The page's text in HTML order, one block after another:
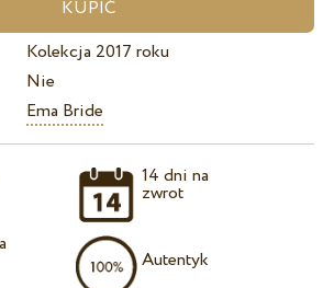
Kolekcja 2017 roku
Nie
Ema Bride
14 dni na
zwrot
Autentyk